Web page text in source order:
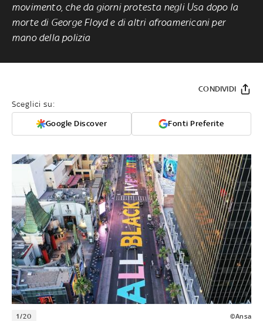
movimento, che da giorni protesta negli Usa dopo la
morte di George Floyd e di altri afroamericani per
mano della polizia
Sceglici su:
Google Discover Fonti Preferite
CONDIVIDI
1/20 ©Ansa